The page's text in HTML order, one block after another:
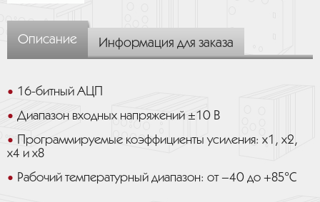
Описание Информация для заказа
16-битный АЦП
Диапазон входных напряжений ±10 В
Программируемые коэффициенты усиления: x1, x2,
x4 и x8
Рабочий температурный диапазон: от –40 до +85°С